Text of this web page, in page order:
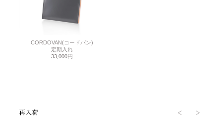
CORDOVAN(コードバン)
定期入れ
33,000円